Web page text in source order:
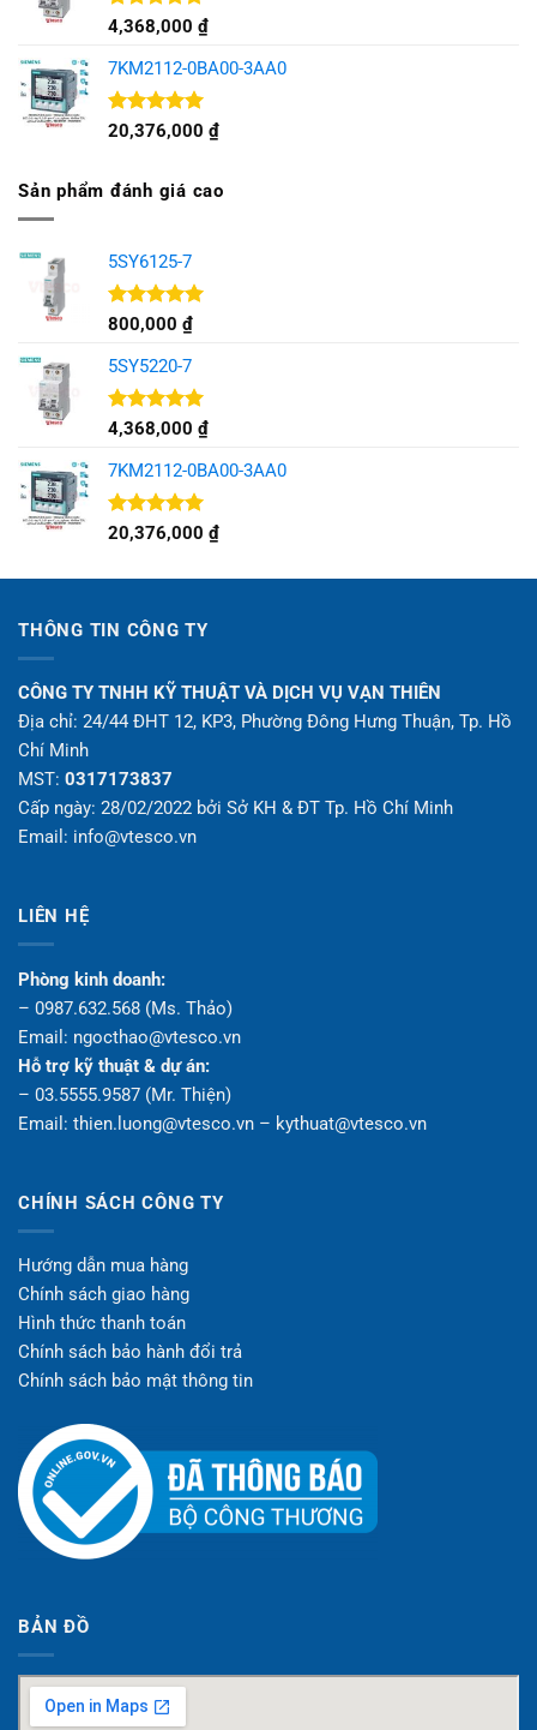
Được xếp
5 sao
4,368,000 ₫
7KM2112-0BA00-3AA0
Được xếp
20,376,000 ₫
Sản phẩm đánh giá cao
5SY6125-7
Được xếp
5 sao
800,000 ₫
5SY5220-7
Được xếp
5 sao
4,368,000 ₫
7KM2112-0BA00-3AA0
Được xếp
20,376,000 ₫
THÔNG TIN CÔNG TY
CÔNG TY TNHH KỸ THUẬT VÀ DỊCH VỤ VẠN THIÊN
Địa chỉ: 24/44 ĐHT 12, KP3, Phường Đông Hưng Thuận, Tp. Hồ
Chí Minh
MST: 0317173837
Cấp ngày: 28/02/2022 bởi Sở KH & ĐT Tp. Hồ Chí Minh
Email: info@vtesco.vn
LIÊN HỆ
Phòng kinh doanh:
– 0987.632.568 (Ms. Thảo)
Email: ngocthao@vtesco.vn
Hỗ trợ kỹ thuật & dự án:
– 03.5555.9587 (Mr. Thiện)
Email: thien.luong@vtesco.vn – kythuat@vtesco.vn
CHÍNH SÁCH CÔNG TY
Hướng dẫn mua hàng
Chính sách giao hàng
Hình thức thanh toán
Chính sách bảo hành đổi trả
Chính sách bảo mật thông tin
BẢN ĐỒ